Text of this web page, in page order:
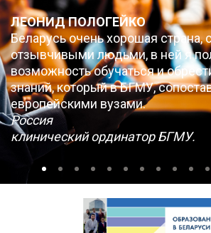
ЛЕОНИД ПОЛОГЕЙКО
Беларусь очень хорошая
отзывчивыми людьми, в ней я
возможность обучаться и
знаний, который в БГМУ,
европейскими вузами.
Россия
клинический ординатор БГМУ.